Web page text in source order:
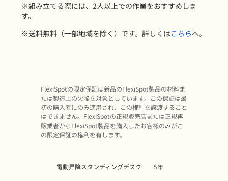
※組み立てる際には、2人以上での作業をおすすめしま
す。
※送料無料（一部地域を除く）です。詳しくはこちらへ。
FlexiSpotの限定保証は新品のFlexiSpot製品の材料ま
たは製造上の欠陥を対象としています。この保証は最
初の購入者にのみ適用され、この権利を譲渡すること
はできません。FlexiSpotの正規販売店または正規再
販業者からFlexiSpot製品を購入したお客様のみがこ
の限定保証の権利を有します。
電動昇降スタンディングデスク 5年